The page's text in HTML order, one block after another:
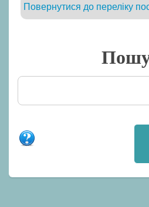
Повернутися до переліку